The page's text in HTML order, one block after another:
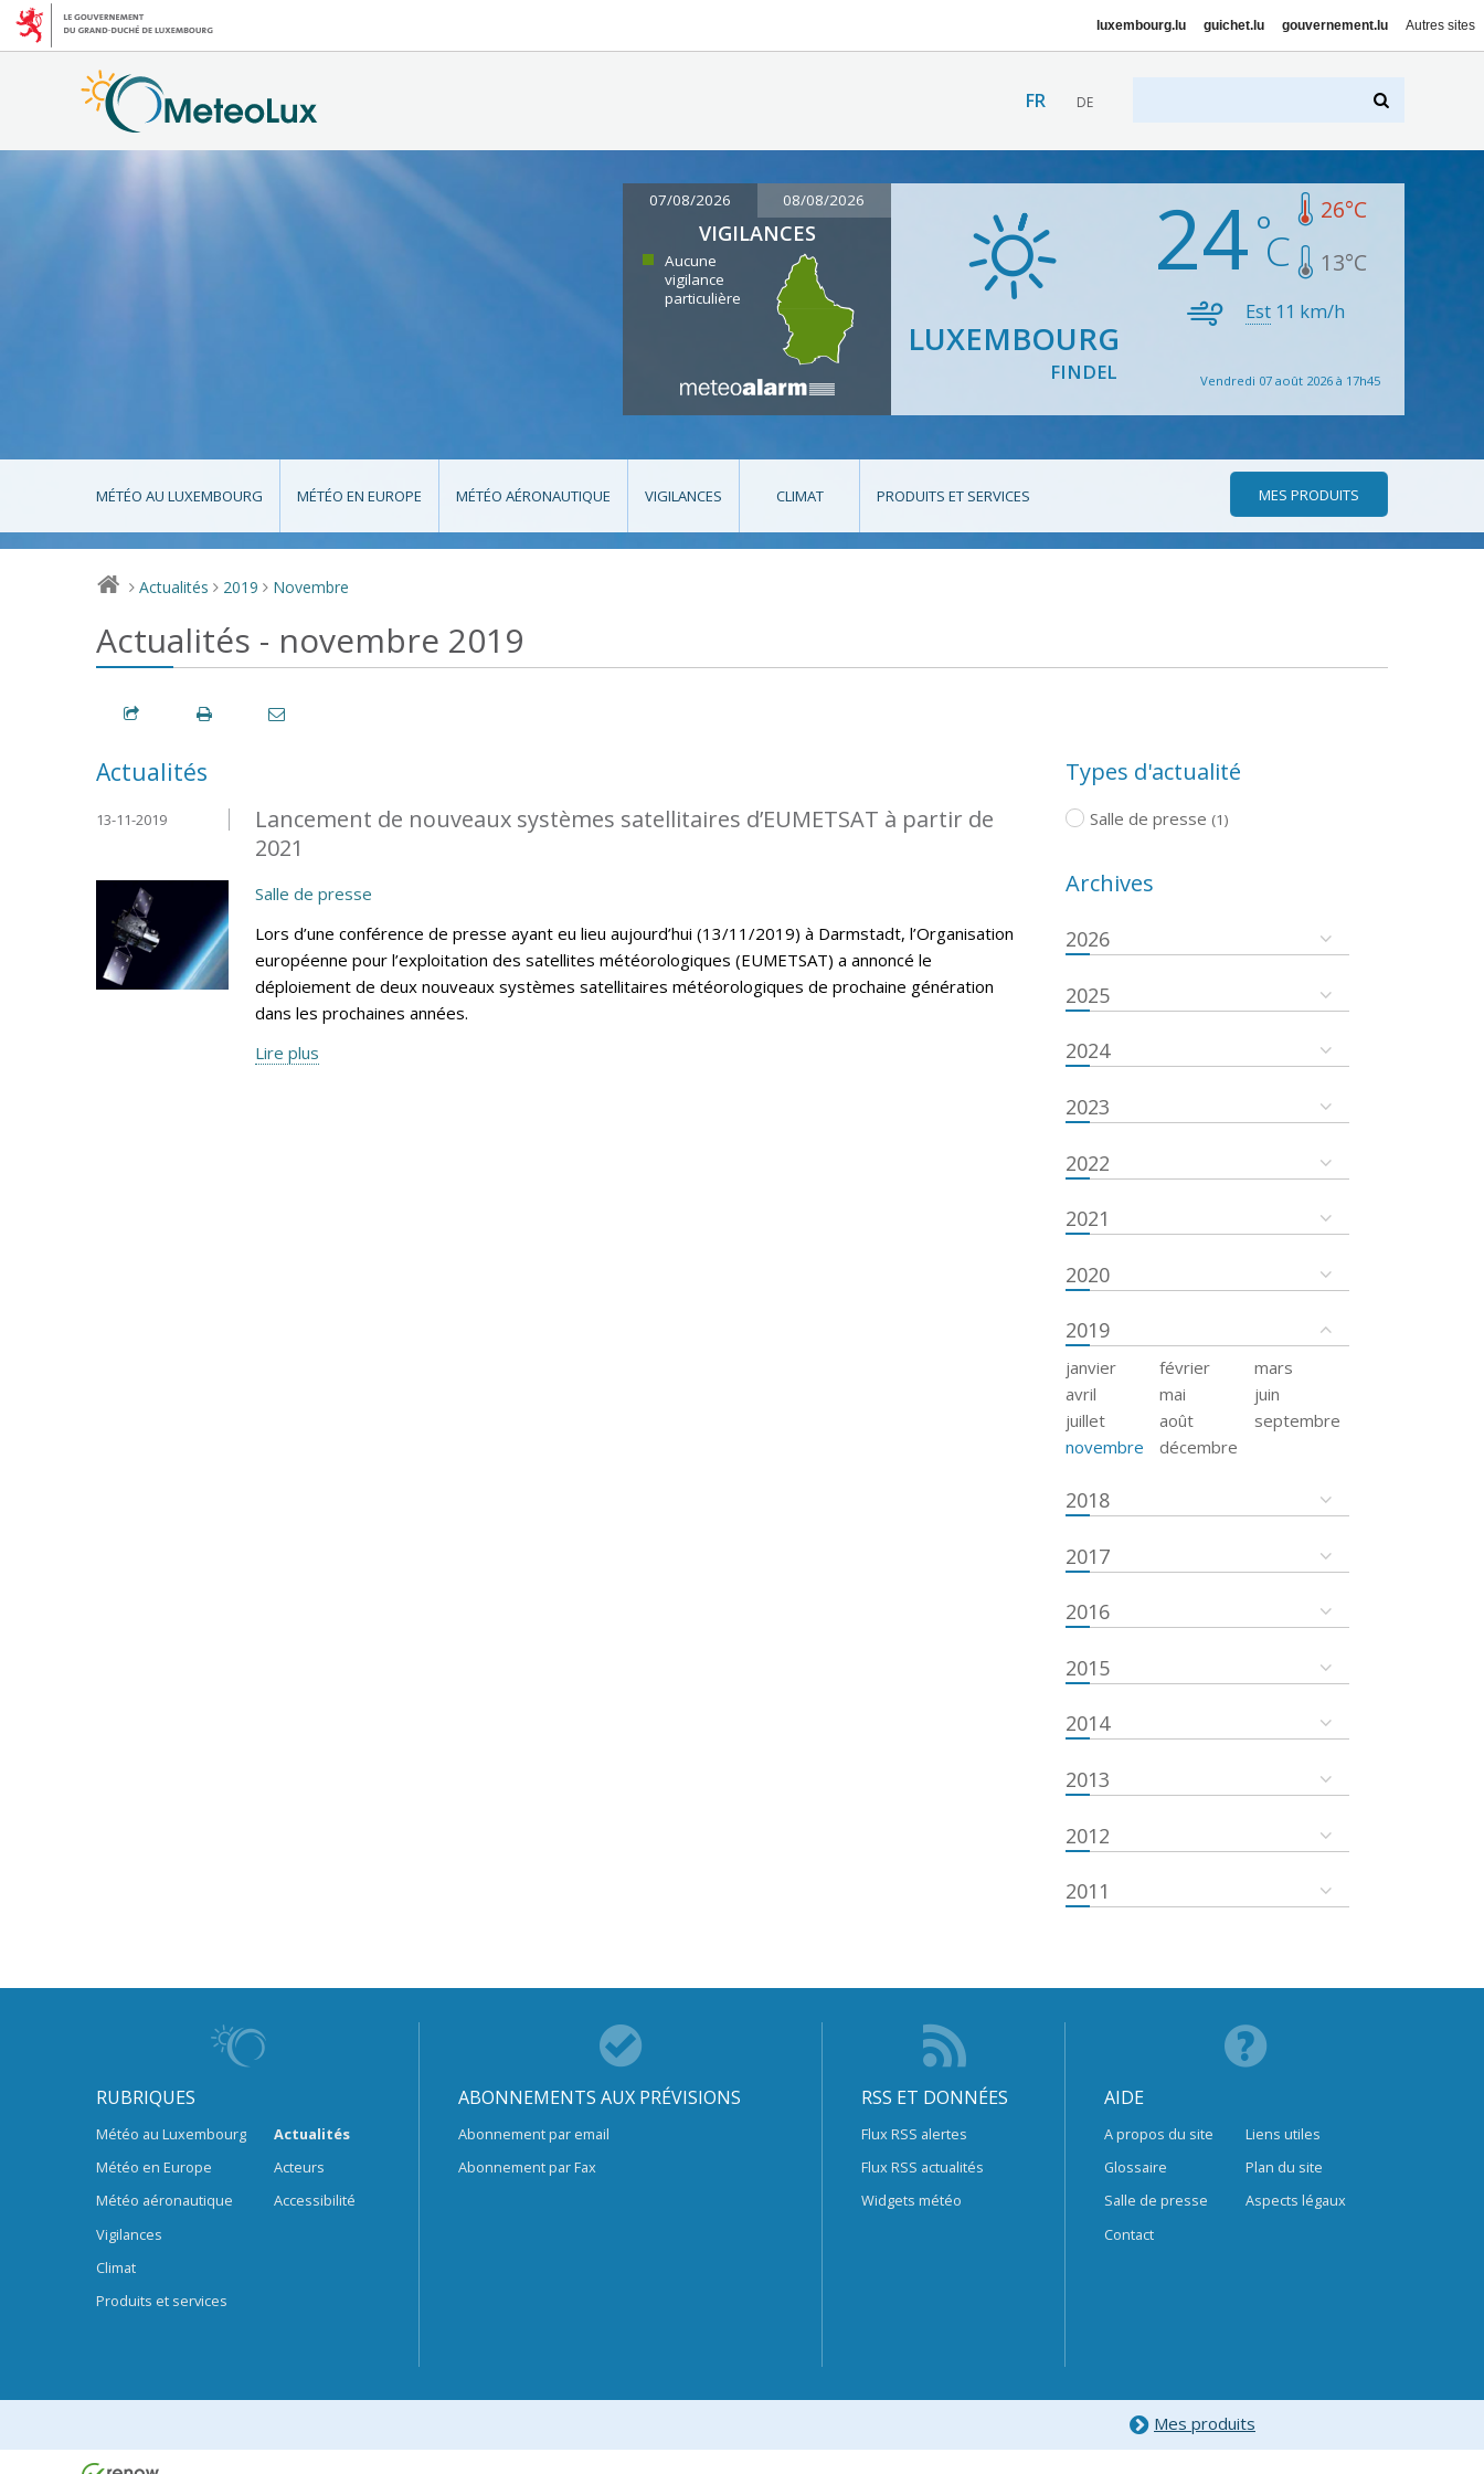
luxembourg.lu guichet.lu gouvernement.lu Autres sites
FR DE
07/08/2026 08/08/2026
VIGILANCES
Aucune
vigilance
particulière
LUXEMBOURG
FINDEL
24 26°C
13°C
Est11 km/h
Vendredi 07 août 2026 à 17h45
MÉTÉO AU LUXEMBOURG MÉTÉO EN EUROPE MÉTÉO AÉRONAUTIQUE VIGILANCES CLIMAT PRODUITS ET SERVICES MES PRODUITS
> Actualités > 2019 > Novembre
Actualités - novembre 2019
Actualités
Lancement de nouveaux systèmes satellitaires d’EUMETSAT à partir de
2021
13-11-2019
Salle de presse
Lors d’une conférence de presse ayant eu lieu aujourd’hui (13/11/2019) à Darmstadt, l’Organisation
européenne pour l’exploitation des satellites météorologiques (EUMETSAT) a annoncé le
déploiement de deux nouveaux systèmes satellitaires météorologiques de prochaine génération
dans les prochaines années.
Lire plus
Types d'actualité
Salle de presse (1)
Archives
2026
2025
2024
2023
2022
2021
2020
2019
janvier février
mars
avril
mai
juin
juillet
août
septembre
novembre
décembre
2018
2017
2016
2015
2014
2013
2012
2011
RUBRIQUES
Météo au Luxembourg
Météo en Europe
Météo aéronautique
Vigilances
Climat
Produits et services
Actualités
Acteurs
Accessibilité
ABONNEMENTS AUX PRÉVISIONS
Abonnement par email
Abonnement par Fax
RSS ET DONNÉES
Flux RSS alertes
Flux RSS actualités
Widgets météo
AIDE
A propos du site
Glossaire
Salle de presse
Contact
Liens utiles
Plan du site
Aspects légaux
Mes produits